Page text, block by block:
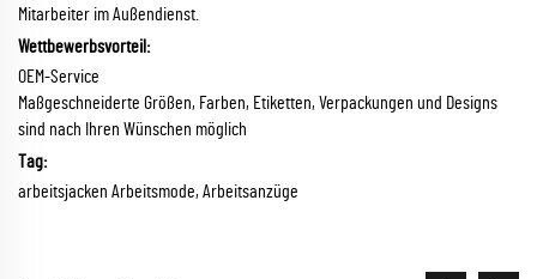
Mitarbeiter im Außendienst.
Wettbewerbsvorteil:
OEM-Service
Maßgeschneiderte Größen, Farben, Etiketten, Verpackungen und Designs
sind nach Ihren Wünschen möglich
Tag:
arbeitsjacken Arbeitsmode, Arbeitsanzüge